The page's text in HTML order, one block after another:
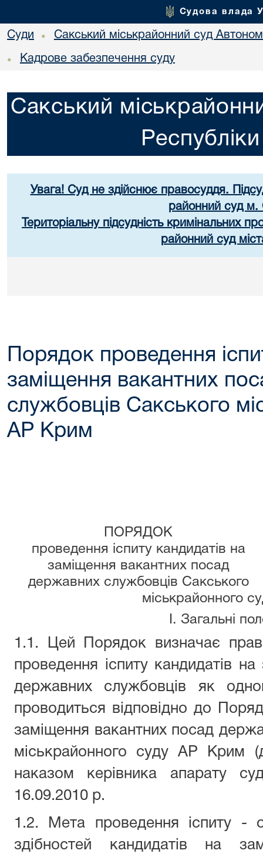
Судова влада
Суди • Сакський міськрайонний суд
• Кадрове забезпечення суду
Сакський
Увага! Суд не здійснює правосуддя.
районний суд м.
Територіальну підсудність кримінальних
районний суд
Порядок проведення
заміщення вакантних
службовців Сакського
АР Крим
ПОРЯДОК
проведення іспиту кандидатів на
заміщення вакантних посад
державних службовців Сакського
міськрайонного
I. Загальні
1.1. Цей
орядок визначає
проведення іспиту кандидатів
державних службовців як
проводиться відповідно до
заміщення вакантних посад
міськрайонного суду АР Крим
наказом
керівника апарату
16.09.2010 р.
1.2. Мета проведення іспиту -
здібностей кандидатів на